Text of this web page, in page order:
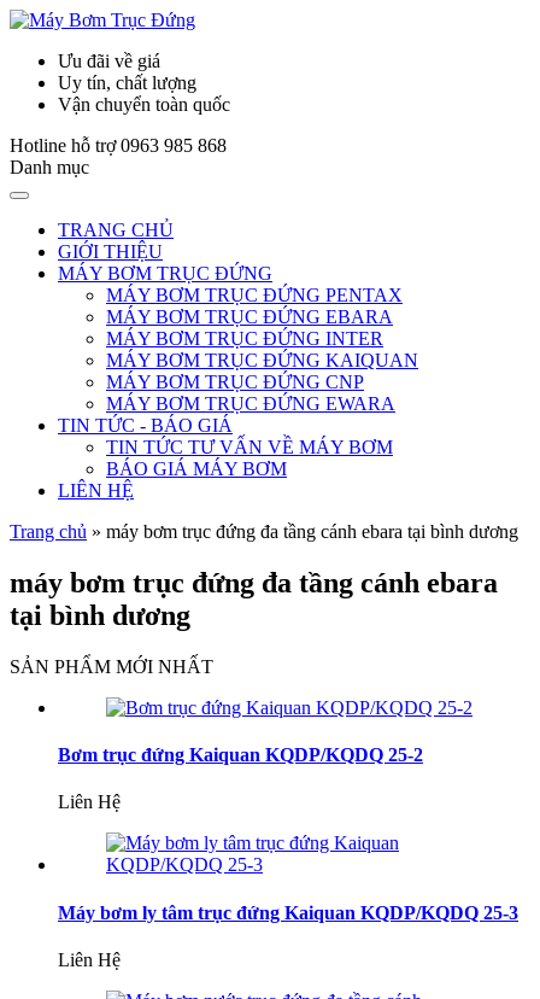
Ưu đãi về giá
Uy tín, chất lượng
Vận chuyển toàn quốc
Hotline hỗ trợ 0963 985 868
Danh mục
TRANG CHỦ
GIỚI THIỆU
MÁY BƠM TRỤC ĐỨNG
MÁY BƠM TRỤC ĐỨNG PENTAX
MÁY BƠM TRỤC ĐỨNG EBARA
MÁY BƠM TRỤC ĐỨNG INTER
MÁY BƠM TRỤC ĐỨNG KAIQUAN
MÁY BƠM TRỤC ĐỨNG CNP
MÁY BƠM TRỤC ĐỨNG EWARA
TIN TỨC - BÁO GIÁ
TIN TỨC TƯ VẤN VỀ MÁY BƠM
BÁO GIÁ MÁY BƠM
LIÊN HỆ
Trang chủ » máy bơm trục đứng đa tầng cánh ebara tại bình dương
máy bơm trục đứng đa tầng cánh ebara
tại bình dương
SẢN PHẨM MỚI NHẤT
Bơm trục đứng Kaiquan KQDP/KQDQ 25-2
Liên Hệ
Máy bơm ly tâm trục đứng Kaiquan KQDP/KQDQ 25-3
Liên Hệ